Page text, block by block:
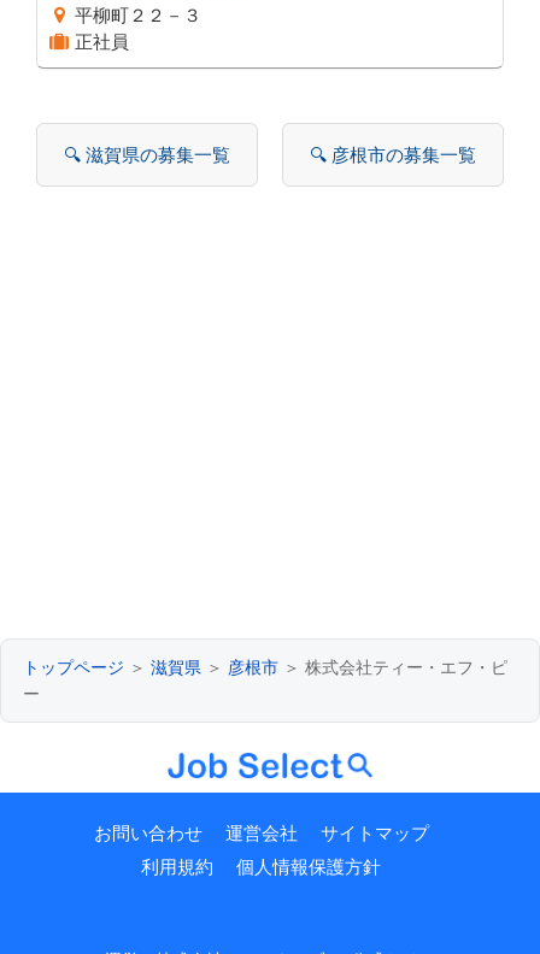
平柳町２２－３
正社員
🔍 滋賀県の募集一覧 🔍 彦根市の募集一覧
トップページ ＞ 滋賀県 ＞ 彦根市 ＞ 株式会社ティー・エフ・ピ
ー
お問い合わせ 運営会社
サイトマップ
利用規約
個人情報保護方針